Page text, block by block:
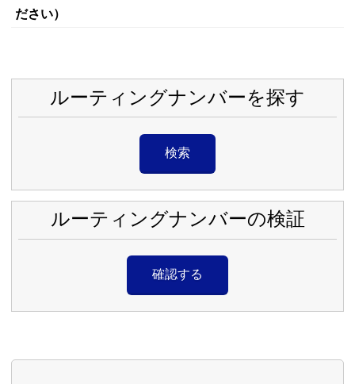
ださい）
ルーティングナンバーを探す
検索
ルーティングナンバーの検証
確認する